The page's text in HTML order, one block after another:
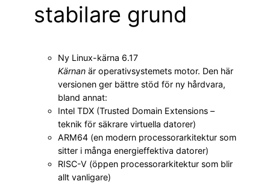
stabilare grund
Ny Linux-kärna 6.17
Kärnan är operativsystemets motor. Den här
versionen ger bättre stöd för ny hårdvara,
bland annat:
Intel TDX (Trusted Domain Extensions –
teknik för säkrare virtuella datorer)
ARM64 (en modern processor­arkitektur som
sitter i många energieffektiva datorer)
RISC-V (öppen processor­arkitektur som blir
allt vanligare)